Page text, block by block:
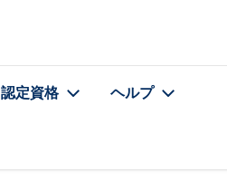
認定資格 ヘルプ